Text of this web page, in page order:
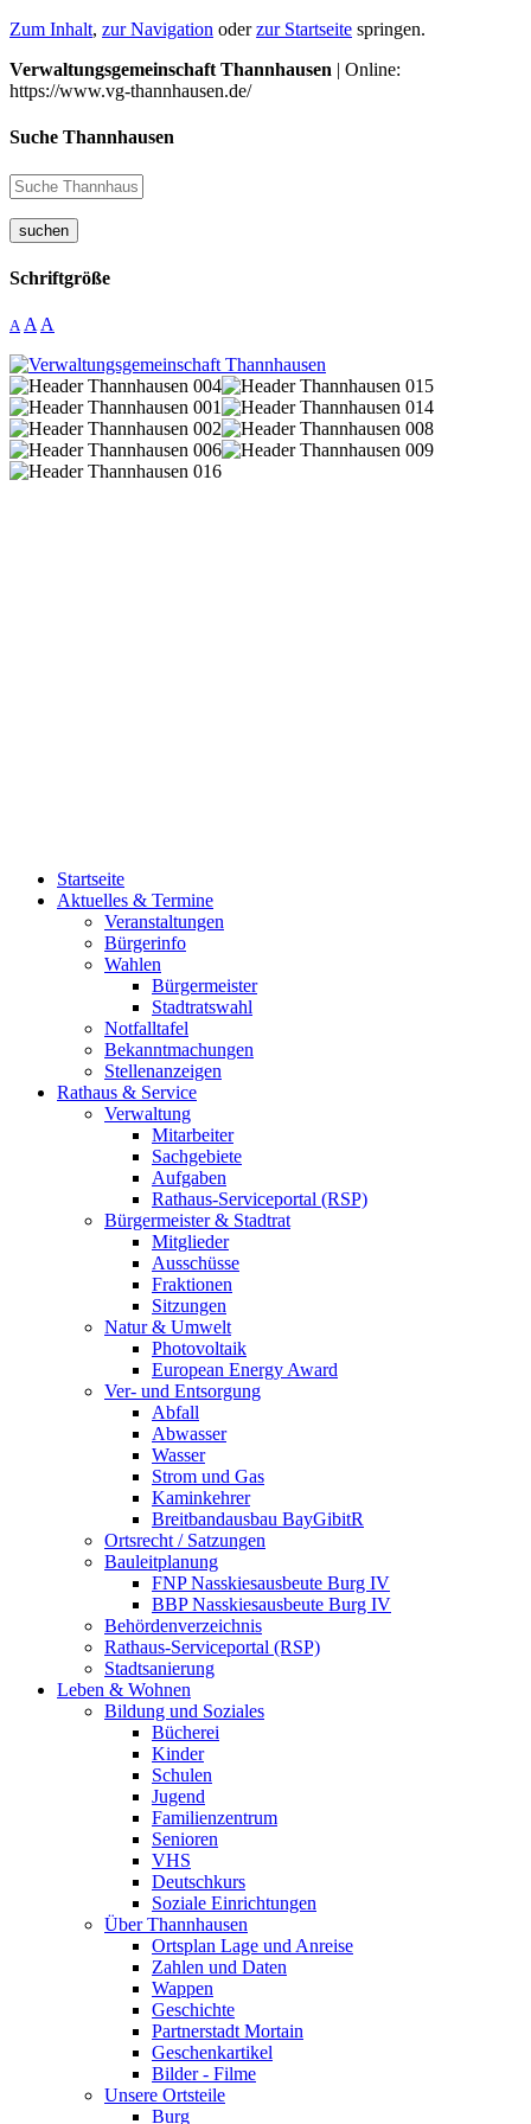
Zum Inhalt, zur Navigation oderzur Startseite springen.
Verwaltungsgemeinschaft Thannhausen | Online:
https://www.vg-thannhausen.de/
Suche Thannhausen
suchen
Schriftgröße
A A A
Startseite
Aktuelles & Termine
Veranstaltungen
Bürgerinfo
Wahlen
Bürgermeister
Stadtratswahl
Notfalltafel
Bekanntmachungen
Stellenanzeigen
Rathaus & Service
Verwaltung
Mitarbeiter
Sachgebiete
Aufgaben
Rathaus-Serviceportal (RSP)
Bürgermeister & Stadtrat
Mitglieder
Ausschüsse
Fraktionen
Sitzungen
Natur & Umwelt
Photovoltaik
European Energy Award
Ver- und Entsorgung
Abfall
Abwasser
Wasser
Strom und Gas
Kaminkehrer
Breitbandausbau BayGibitR
Ortsrecht / Satzungen
Bauleitplanung
FNP Nasskiesausbeute Burg IV
BBP Nasskiesausbeute Burg IV
Behördenverzeichnis
Rathaus-Serviceportal (RSP)
Stadtsanierung
Leben & Wohnen
Bildung und Soziales
Bücherei
Kinder
Schulen
Jugend
Familienzentrum
Senioren
VHS
Deutschkurs
Soziale Einrichtungen
Über Thannhausen
Ortsplan Lage und Anreise
Zahlen und Daten
Wappen
Geschichte
Partnerstadt Mortain
Geschenkartikel
Bilder - Filme
Unsere Ortsteile
Burg